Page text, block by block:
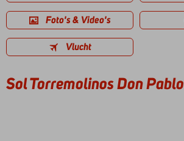
Foto's & Video's
Vlucht
Sol Torremolinos Don Pablo